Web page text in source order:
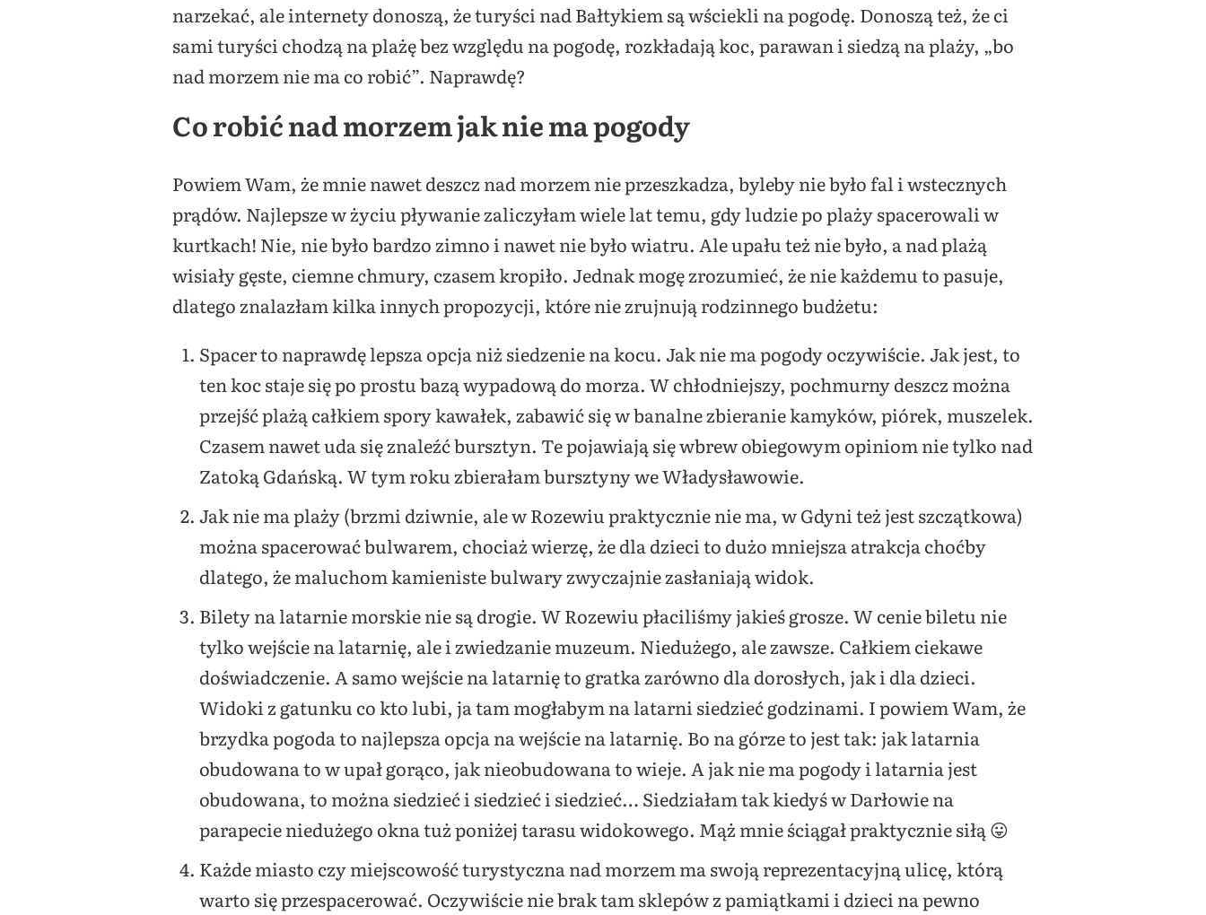
narzekać, ale internety donoszą, że turyści nad Bałtykiem są wściekli na pogodę. Donoszą też, że ci
sami turyści chodzą na plażę bez względu na pogodę, rozkładają koc, parawan i siedzą na plaży, „bo
nad morzem nie ma co robić”. Naprawdę?
Co robić nad morzem jak nie ma pogody
Powiem Wam, że mnie nawet deszcz nad morzem nie przeszkadza, byleby nie było fal i wstecznych
prądów. Najlepsze w życiu pływanie zaliczyłam wiele lat temu, gdy ludzie po plaży spacerowali w
kurtkach! Nie, nie było bardzo zimno i nawet nie było wiatru. Ale upału też nie było, a nad plażą
wisiały gęste, ciemne chmury, czasem kropiło. Jednak mogę zrozumieć, że nie każdemu to pasuje,
dlatego znalazłam kilka innych propozycji, które nie zrujnują rodzinnego budżetu:
Spacer to naprawdę lepsza opcja niż siedzenie na kocu. Jak nie ma pogody oczywiście. Jak jest, to
ten koc staje się po prostu bazą wypadową do morza. W chłodniejszy, pochmurny deszcz można
przejść plażą całkiem spory kawałek, zabawić się w banalne zbieranie kamyków, piórek, muszelek.
Czasem nawet uda się znaleźć bursztyn. Te pojawiają się wbrew obiegowym opiniom nie tylko nad
Zatoką Gdańską. W tym roku zbierałam bursztyny we Władysławowie.
Jak nie ma plaży (brzmi dziwnie, ale w Rozewiu praktycznie nie ma, w Gdyni też jest szczątkowa)
można spacerować bulwarem, chociaż wierzę, że dla dzieci to dużo mniejsza atrakcja choćby
dlatego, że maluchom kamieniste bulwary zwyczajnie zasłaniają widok.
Bilety na latarnie morskie nie są drogie. W Rozewiu płaciliśmy jakieś grosze. W cenie biletu nie
tylko wejście na latarnię, ale i zwiedzanie muzeum. Niedużego, ale zawsze. Całkiem ciekawe
doświadczenie. A samo wejście na latarnię to gratka zarówno dla dorosłych, jak i dla dzieci.
Widoki z gatunku co kto lubi, ja tam mogłabym na latarni siedzieć godzinami. I powiem Wam, że
brzydka pogoda to najlepsza opcja na wejście na latarnię. Bo na górze to jest tak: jak latarnia
obudowana to w upał gorąco, jak nieobudowana to wieje. A jak nie ma pogody i latarnia jest
obudowana, to można siedzieć i siedzieć i siedzieć… Siedziałam tak kiedyś w Darłowie na
parapecie niedużego okna tuż poniżej tarasu widokowego. Mąż mnie ściągał praktycznie siłą 😛
Każde miasto czy miejscowość turystyczna nad morzem ma swoją reprezentacyjną ulicę, którą
warto się przespacerować. Oczywiście nie brak tam sklepów z pamiątkami i dzieci na pewno